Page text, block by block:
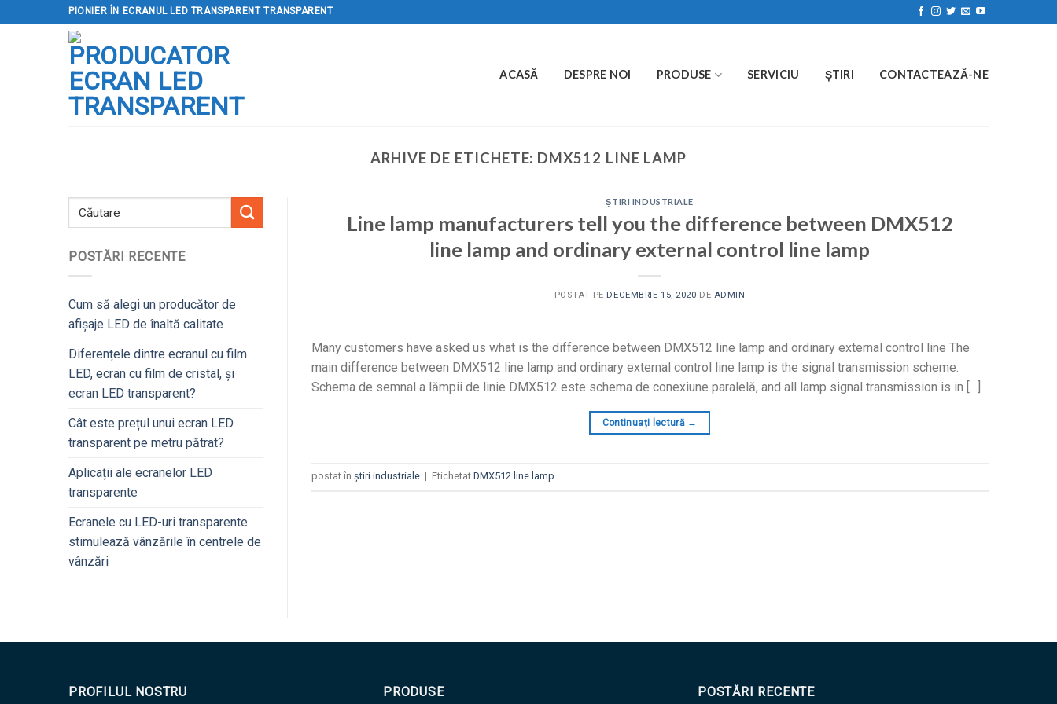
la
PIONIER ÎN ECRANUL LED TRANSPARENT TRANSPARENT
ACASĂ DESPRE NOI PRODUSE SERVICIU ȘTIRI CONTACTEAZĂ-NE
ARHIVE DE ETICHETE: DMX512 LINE LAMP
POSTĂRI RECENTE
Cum să alegi un producător de
afișaje LED de înaltă calitate
Diferențele dintre ecranul cu film
LED, ecran cu film de cristal, și
ecran LED transparent?
Cât este prețul unui ecran LED
transparent pe metru pătrat?
Aplicații ale ecranelor LED
transparente
Ecranele cu LED-uri transparente
stimulează vânzările în centrele de
vânzări
ȘTIRI INDUSTRIALE
Line lamp manufacturers tell you the difference between DMX512
line lamp and ordinary external control line lamp
POSTAT PE DECEMBRIE 15, 2020 DE ADMIN
Many customers have asked us what is the difference between DMX512 line lamp and ordinary external control line The
main difference between DMX512 line lamp and ordinary external control line lamp is the signal transmission scheme
Schema de semnal a lămpii de linie DMX512 este schema de conexiune paralelă, and all lamp signal transmission is in […]
Continuați lectură →
postat în știri industriale | Etichetat DMX512 line lamp
PROFILUL NOSTRU PRODUSE POSTĂRI RECENTE